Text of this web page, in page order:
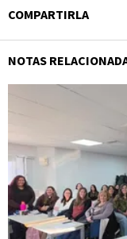
COMPARTIRLA
NOTAS